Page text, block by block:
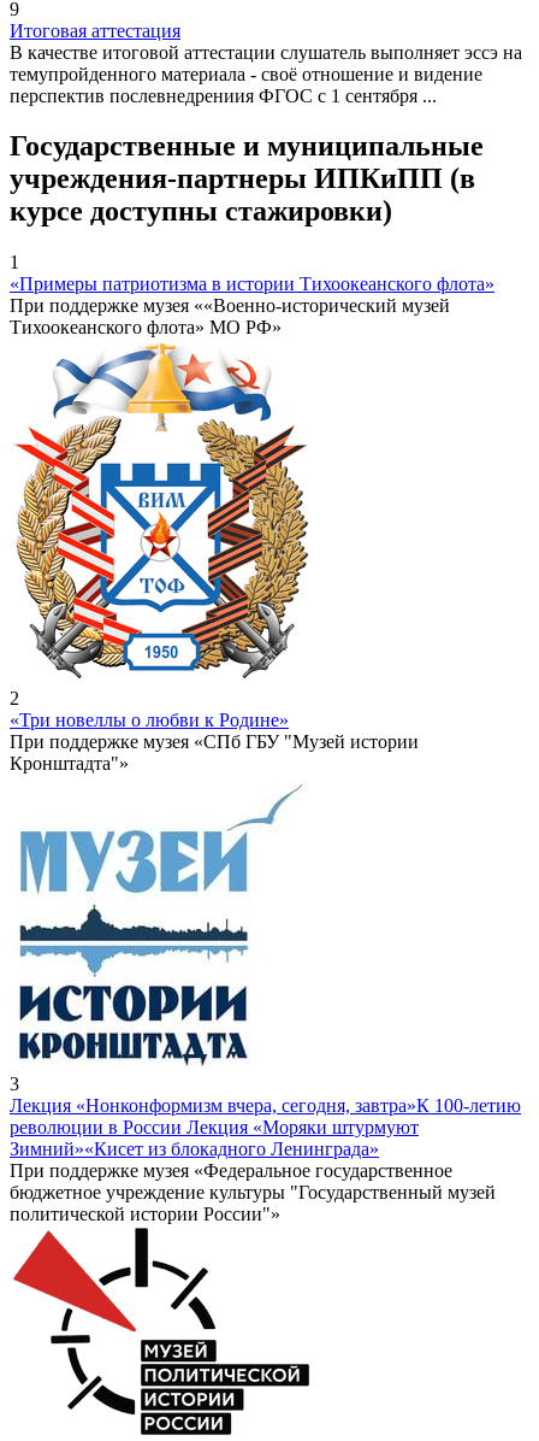
9
Итоговая аттестация
В качестве итоговой аттестации слушатель выполняет эссэ на
темупройденного материала - своё отношение и видение
перспектив послевнедрениия ФГОС с 1 сентября ...
Государственные и муниципальные
учреждения-партнеры ИПКиПП (в
курсе доступны стажировки)
1
«Примеры патриотизма в истории Тихоокеанского флота»
При поддержке музея ««Военно-исторический музей
Тихоокеанского флота» МО РФ»
2
«Три новеллы о любви к Родине»
При поддержке музея «СПб ГБУ "Музей истории
Кронштадта"»
3
Лекция «Нонконформизм вчера, сегодня, завтра»К 100-летию
революции в России Лекция «Моряки штурмуют
Зимний»«Кисет из блокадного Ленинграда»
При поддержке музея «Федеральное государственное
бюджетное учреждение культуры "Государственный музей
политической истории России"»